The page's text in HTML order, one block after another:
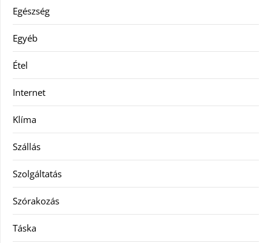
Egészség
Egyéb
Étel
Internet
Klíma
Szállás
Szolgáltatás
Szórakozás
Táska